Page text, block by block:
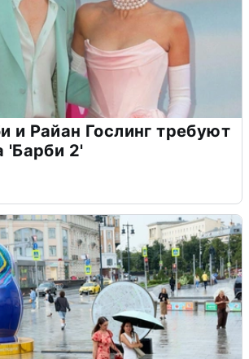
и Райан Гослинг требуют
'Барби 2'